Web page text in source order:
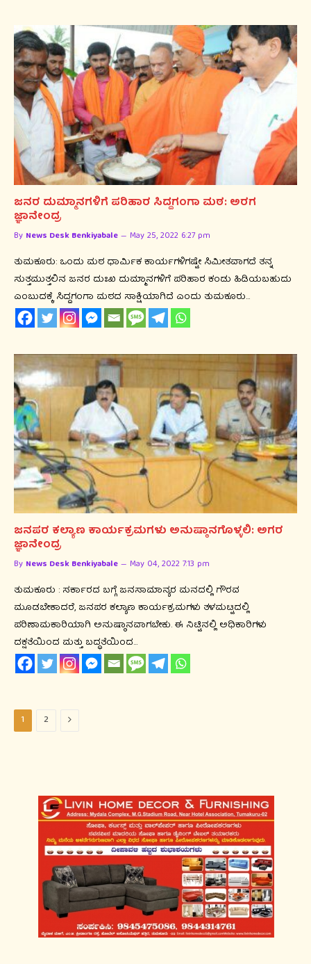
ಜನರ ದುಮ್ಮಾನಗಳಿಗೆ ಪರಿಹಾರ ಸಿದ್ದಗಂಗಾ ಮಠ: ಅರಗ
ಜ್ಞಾನೇಂದ್ರ
By News Desk Benkiyabale May 25, 2022 6:27 pm
ತುಮಕೂರು: ಒಂದು ಮಠ ಧಾರ್ಮಿಕ ಕಾರ್ಯಗಳಿಗಷ್ಟೇ ಸಿಮೀತವಾಗದೆ ತನ್ನ
ಸುತ್ತಮುತ್ತಲಿನ ಜನರ ದುಃಖ ದುಮ್ಮಾನಗಳಿಗೆ ಪರಿಹಾರ ಕಂಡು ಹಿಡಿಯಬಹುದು
ಎಂಬುದಕ್ಕೆ ಸಿದ್ದಗಂಗಾ ಮಠದ ಸಾಕ್ಷಿಯಾಗಿದೆ ಎಂದು ತುಮಕೂರು…
ಜನಪರ ಕಲ್ಯಾಣ ಕಾರ್ಯಕ್ರಮಗಳು ಅನುಷ್ಠಾನಗೊಳ್ಳಲಿ: ಅಗರ
ಜ್ಞಾನೇಂದ್ರ
By News Desk Benkiyabale May 04, 2022 7:13 pm
ತುಮಕೂರು : ಸರ್ಕಾರದ ಬಗ್ಗೆ ಜನಸಾಮಾನ್ಯರ ಮನದಲ್ಲಿ ಗೌರವ
ಮೂಡಬೇಕಾದರೆ, ಜನಪರ ಕಲ್ಯಾಣ ಕಾರ್ಯಕ್ರಮಗಳು ತಳಮಟ್ಟದಲ್ಲಿ
ಪರಿಣಾಮಕಾರಿಯಾಗಿ ಅನುಷ್ಠಾನವಾಗಬೇಕು. ಈ ನಿಟ್ಟಿನಲ್ಲಿ ಅಧಿಕಾರಿಗಳು
ದಕ್ಷತೆಯಿಂದ ಮತ್ತು ಬದ್ಧತೆಯಿಂದ…
1 2 Next